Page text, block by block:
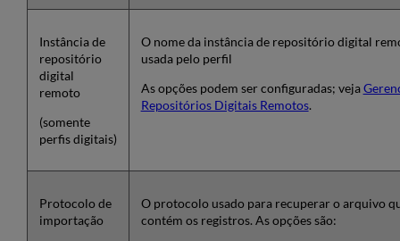
Instância de
repositório
digital
remoto
(somente
perfis digitais)
O nome da instância de repositório digital
usada pelo perfil
As opções podem ser configuradas; veja
Repositórios Digitais Remotos.
Protocolo de
importação
O protocolo usado para recuperar o arquivo
contém os registros. As opções são: